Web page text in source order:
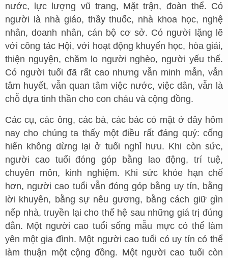
nước, lực lượng vũ trang, Mặt trận, đoàn thể. Có
người là nhà giáo, thầy thuốc, nhà khoa học, nghệ
nhân, doanh nhân, cán bộ cơ sở. Có người lặng lẽ
với công tác Hội, với hoạt động khuyến học, hòa giải,
thiện nguyện, chăm lo người nghèo, người yếu thế.
Có người tuổi đã rất cao nhưng vẫn minh mẫn, vẫn
tâm huyết, vẫn quan tâm việc nước, việc dân, vẫn là
chỗ dựa tinh thần cho con cháu và cộng đồng.
Các cụ, các ông, các bà, các bác có mặt ở đây hôm
nay cho chúng ta thấy một điều rất đáng quý: cống
hiến không dừng lại ở tuổi nghỉ hưu. Khi còn sức,
người cao tuổi đóng góp bằng lao động, trí tuệ,
chuyên môn, kinh nghiệm. Khi sức khỏe hạn chế
hơn, người cao tuổi vẫn đóng góp bằng uy tín, bằng
lời khuyên, bằng sự nêu gương, bằng cách giữ gìn
nếp nhà, truyền lại cho thế hệ sau những giá trị đúng
đắn. Một người cao tuổi sống mẫu mực có thể làm
yên một gia đình. Một người cao tuổi có uy tín có thể
làm thuận một cộng đồng. Một người cao tuổi còn